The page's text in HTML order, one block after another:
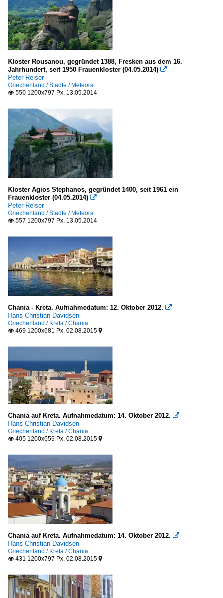
Kloster Rousanou, gegründet 1388, Fresken aus dem 16.
Jahrhundert, seit 1950 Frauenkloster (04.05.2014) 
Peter Reiser
Griechenland / Städte / Meteora
 550 1200x797 Px, 13.05.2014
Kloster Agios Stephanos, gegründet 1400, seit 1961 ein
Frauenkloster (04.05.2014) 
Peter Reiser
Griechenland / Städte / Meteora
 557 1200x797 Px, 13.05.2014
Chania - Kreta. Aufnahmedatum: 12. Oktober 2012. 
Hans Christian Davidsen
Griechenland / Kreta / Chania
 469 1200x681 Px, 02.08.2015 
Chania auf Kreta. Aufnahmedatum: 14. Oktober 2012. 
Hans Christian Davidsen
Griechenland / Kreta / Chania
 405 1200x659 Px, 02.08.2015 
Chania auf Kreta. Aufnahmedatum: 14. Oktober 2012. 
Hans Christian Davidsen
Griechenland / Kreta / Chania
 431 1200x797 Px, 02.08.2015 